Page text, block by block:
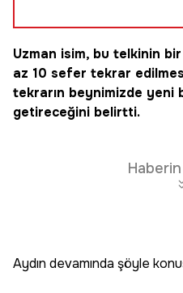
Uzman isim, bu telkinin
az 10 sefer tekrar
tekrarın beynimizde yeni
getireceğini belirtti.
Haberin
Aydın devamında şöyle